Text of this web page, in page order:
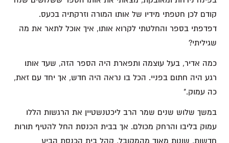
קודם לכן חטפתי מידיו של אותו המורה וזרקתיה בכעס.
דפדפתי בספר והחלטתי לקרוא אותו, איך אוכל לתאר את מה
שגיליתי?
כמה אדיר, בעל עוצמה ותפארת היה הספר הזה, שעד אותו
רגע היה חתום בפניי. הכל בו נראה היה חדש, אך יחד עם זאת,
כה עמוק."
במשך שלוש שנים שמר הרב ליכטנשטיין את הרגשות הללו
עמוק בליבו והרחק מכולם. אך בבית הכנסת החל להטיף תורות
חדשות, שונות מאוד מהמקובל, קהל בית הכנסת הביע